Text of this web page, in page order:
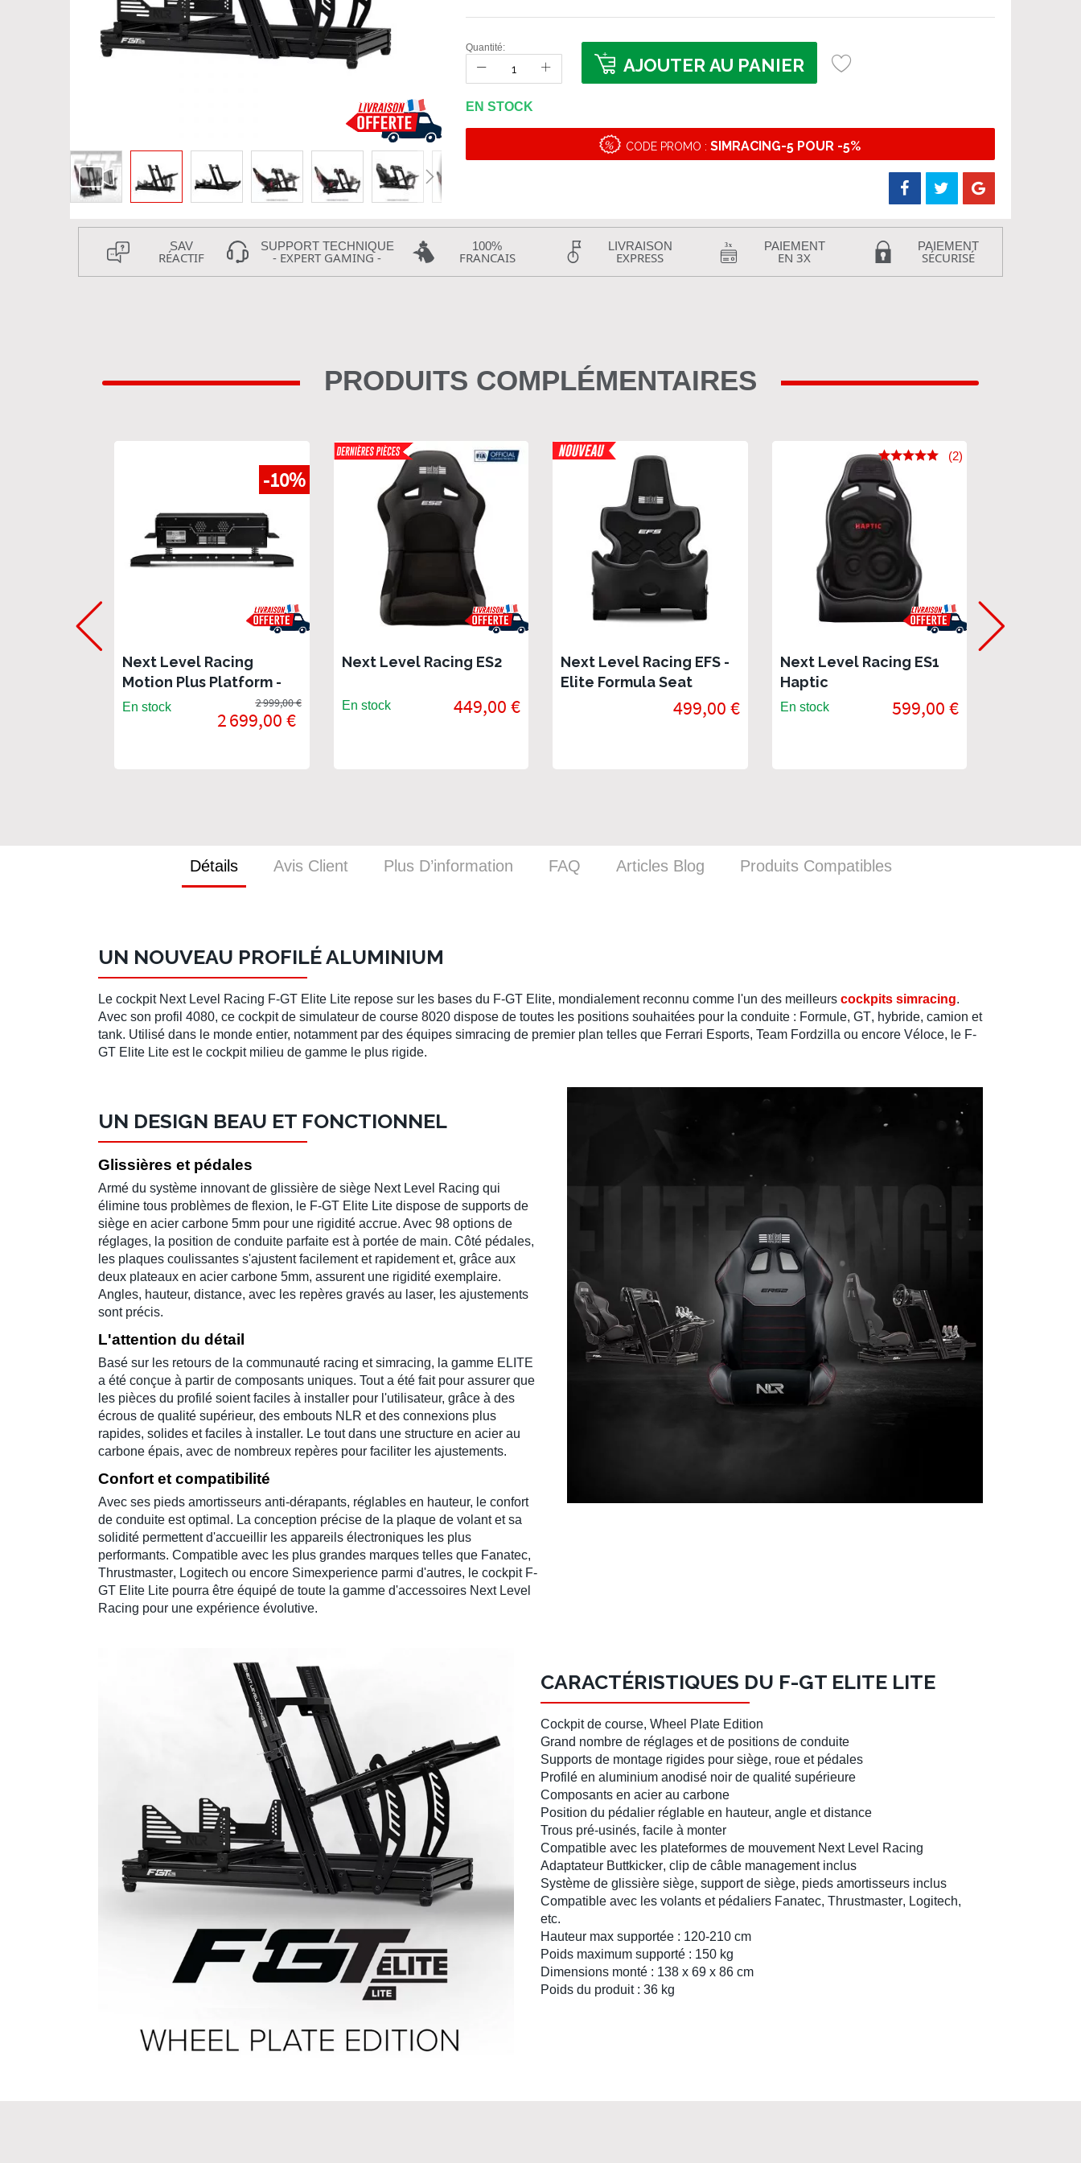
Quantité:
AJOUTER AU PANIER
EN STOCK
CODE PROMO : SIMRACING-5 POUR -5%
SAV
RÉACTIF
SUPPORT TECHNIQUE
- EXPERT GAMING -
100%
FRANCAIS
LIVRAISON
EXPRESS
PAIEMENT
EN 3X
PAIEMENT
SÉCURISÉ
PRODUITS COMPLÉMENTAIRES
-10%
Next Level Racing
Motion Plus Platform -
Plateforme dynamique
En stock
2 699,00 €
2 999,00 €
Next Level Racing ES2
En stock 449,00 €
Next Level Racing EFS -
Elite Formula Seat
499,00 €
Next Level Racing ES1
Haptic
(2)
En stock 599,00 €
Détails
UN NOUVEAU PROFILÉ ALUMINIUM
Le cockpit Next Level Racing F-GT Elite Lite repose sur les bases du F-GT Elite, mondialement reconnu comme l'un des meilleurs cockpits simracing.
Avec son profil 4080, ce cockpit de simulateur de course 8020 dispose de toutes les positions souhaitées pour la conduite : Formule, GT, hybride, camion et
tank. Utilisé dans le monde entier, notamment par des équipes simracing de premier plan telles que Ferrari Esports, Team Fordzilla ou encore Véloce, le F-
GT Elite Lite est le cockpit milieu de gamme le plus rigide.
UN DESIGN BEAU ET FONCTIONNEL
Glissières et pédales
Armé du système innovant de glissière de siège Next Level Racing qui
élimine tous problèmes de flexion, le F-GT Elite Lite dispose de supports de
siège en acier carbone 5mm pour une rigidité accrue. Avec 98 options de
réglages, la position de conduite parfaite est à portée de main. Côté pédales,
les plaques coulissantes s'ajustent facilement et rapidement et, grâce aux
deux plateaux en acier carbone 5mm, assurent une rigidité exemplaire.
Angles, hauteur, distance, avec les repères gravés au laser, les ajustements
sont précis.
L'attention du détail
Basé sur les retours de la communauté racing etsimracing, la gamme ELITE
a été conçue à partir de composants uniques. Tout a été fait pour assurer que
les pièces du profilé soient faciles à installer pour l'utilisateur, grâce à des
écrous de qualité supérieur, des embouts NLR et des connexions plus
rapides, solides et faciles à installer. Le tout dans une structure en acier au
carbone épais, avec de nombreux repères pour faciliter les ajustements.
Confort et compatibilité
Avec ses pieds amortisseurs anti-dérapants, réglables en hauteur, le confort
de conduite est optimal. La conception précise de la plaque de volantet sa
solidité permettent d'accueillir les appareils électroniques les plus
performants. Compatible avec les plus grandes marques telles que Fanatec,
Thrustmaster, Logitech ou encore Simexperience parmi d'autres, le cockpit F-
GT Elite Lite pourra être équipé de toute la gamme d'accessoires Next Level
Racing pour une expérience évolutive.
CARACTÉRISTIQUES DU F-GT ELITE LITE
Cockpit de course, Wheel Plate Edition
Grand nombre de réglages et de positions de conduite
Supports de montage rigides pour siège, roue et pédales
Profilé en aluminium anodisé noir de qualité supérieure
Composants en acier au carbone
Position du pédalier réglable en hauteur, angle et distance
Trous pré-usinés, facile à monter
Compatible avec les plateformes de mouvement Next Level Racing
Adaptateur Buttkicker, clip de câble management inclus
Système de glissière siège, support de siège, pieds amortisseurs inclus
Compatible avec les volants etpédaliers Fanatec, Thrustmaster, Logitech,
etc.
Hauteur max supportée : 120-210 cm
Poids maximum supporté : 150 kg
Dimensions monté : 138 x 69 x 86 cm
Poids du produit : 36 kg
Avis Client Plus D’information FAQ Articles Blog Produits Compatibles